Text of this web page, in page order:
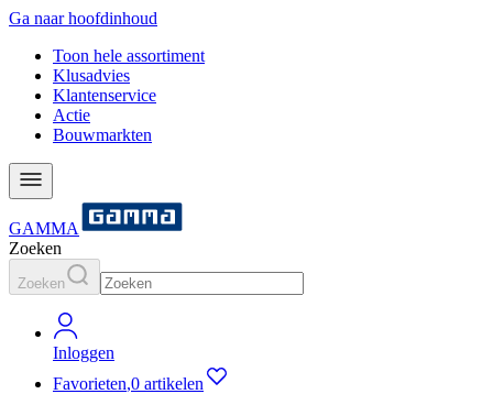
Ga naar hoofdinhoud
Toon hele assortiment
Klusadvies
Klantenservice
Actie
Bouwmarkten
GAMMA
Zoeken
Zoeken
Inloggen
Favorieten,0 artikelen